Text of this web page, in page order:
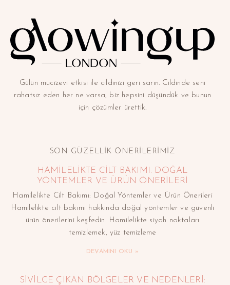
Gülün mucizevi etkisi ile cildinizi geri sarın. Cildinde seni
rahatsız eden her ne varsa, biz hepsini düşündük ve bunun
için çözümler ürettik.
SON GÜZELLİK ÖNERİLERİMİZ
HAMILELIKTE CILT BAKIMI: DOĞAL
YÖNTEMLER VE ÜRÜN ÖNERILERI
Hamilelikte Cilt Bakımı: Doğal Yöntemler ve Ürün Önerileri
Hamilelikte cilt bakımı hakkında doğal yöntemler ve güvenli
ürün önerilerini keşfedin. Hamilelikte siyah noktaları
temizlemek, yüz temizleme
DEVAMINI OKU »
SIVILCE ÇIKAN BÖLGELER VE NEDENLERI: